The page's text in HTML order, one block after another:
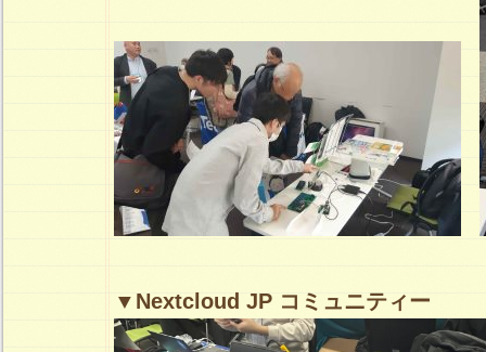
▼Nextcloud JP コミュニティー